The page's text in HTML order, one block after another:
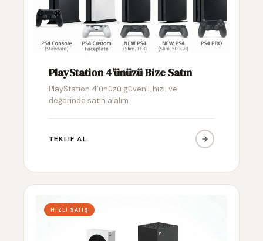
PlayStation 4’ünüzü Bize Satın
PlayStation 4’ünüzü güvenli, hızlı ve
değerinde satın alalım
TEKLIF AL
HIZLI SATIŞ